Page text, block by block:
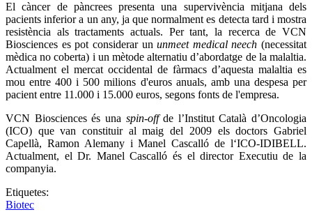
El càncer de pàncrees presenta una supervivència mitjana dels
pacients inferior a un any, ja que normalment es detecta tard i mostra
resistència als tractaments actuals. Per tant, la recerca de VCN
Biosciences es pot considerar ununmeet medical neech (necessitat
mèdica no coberta) i un mètode alternatiu d’abordatge de la malaltia.
Actualment el mercat occidental de fàrmacs d’aquesta malaltia es
mou entre 400 i 500 milions d'euros anuals, amb una despesa per
pacient entre 11.000 i 15.000 euros, segons fonts de l'empresa.
VCN Biosciences és una spin-offde l’Institut Català d’Oncologia
(ICO) que van constituir al maig del 2009 els doctors Gabriel
Capellà, Ramon Alemany i Manel Cascalló de l‘ICO-IDIBELL.
Actualment, el Dr. Manel Cascalló és el director Executiu de la
companyia.
Etiquetes:
Biotec